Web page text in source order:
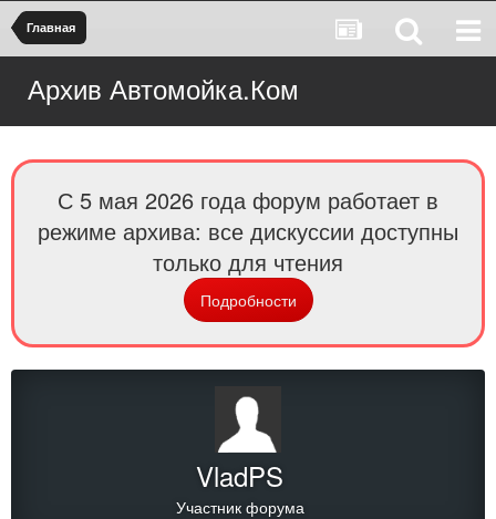
Главная
Архив Автомойка.Ком
С 5 мая 2026 года форум работает в
режиме архива: все дискуссии доступны
только для чтения
Подробности
VladPS
Участник форума